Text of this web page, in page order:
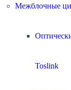
Межблочные
Toslink